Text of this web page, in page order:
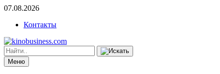
07.08.2026
Контакты
Меню